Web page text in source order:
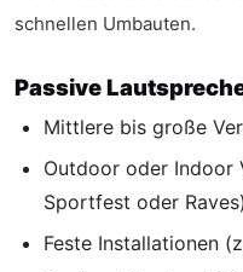
schnellen Umbauten.
Passive
Mittlere bis große
Outdoor oder Indoor
Sportfest oder Raves)
Feste Installationen